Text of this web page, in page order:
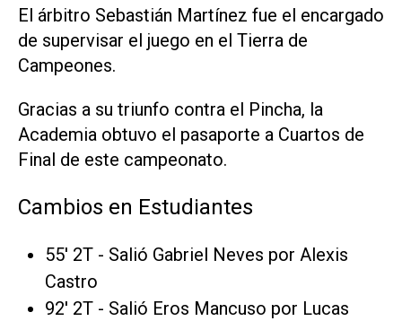
El árbitro Sebastián Martínez fue el encargado
de supervisar el juego en el Tierra de
Campeones.
Gracias a su triunfo contra el Pincha, la
Academia obtuvo el pasaporte a Cuartos de
Final de este campeonato.
Cambios en Estudiantes
55' 2T - Salió Gabriel Neves por Alexis
Castro
92' 2T - Salió Eros Mancuso por Lucas